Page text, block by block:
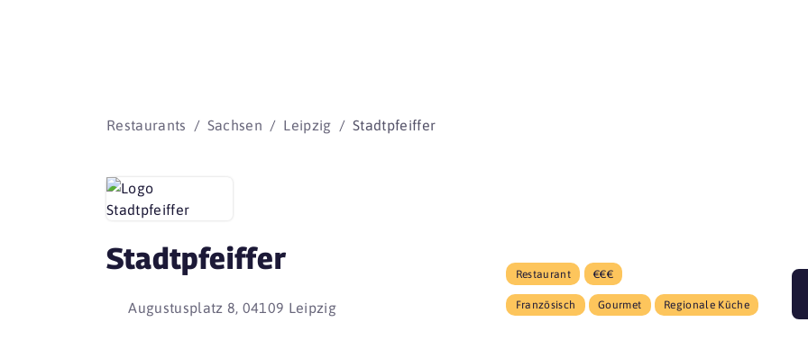
Restaurants Sachsen Leipzig Stadtpfeiffer
Stadtpfeiffer
Augustusplatz 8, 04109 Leipzig
Restaurant €€€
Französisch Gourmet Regionale Küche